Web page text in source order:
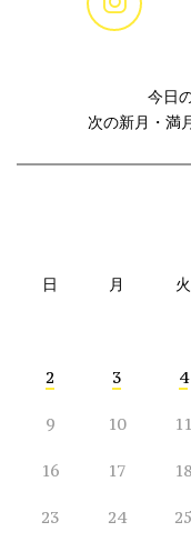
今日
次の新月・満
日 月 火
2 3 4
9 10 11
16 17 18
23 24 25